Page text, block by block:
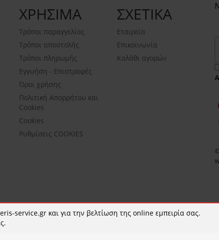
ΧΡΗΣΙΜΑ
Τρόποι παραγγελίας
Τρόποι αποστολής
Τρόποι πληρωμής
Εγγυήση - Επιστροφές
Όροι χρήσης
Πολιτική Απορρήτου και
Cookies
Cookies
Ρυθμίσεις COOKIES
ΣΧΕΤΙΚΑ
Εταιρεία
Επικοινωνία
Καλάθι αγορών
service.gr και για την βελτίωση της online εμπειρία σας.